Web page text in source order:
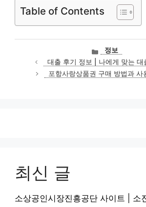
Table of Contents
카
테
고
리
정보
대출 후기 정보 | 나에게 맞는 대
포항사랑상품권 구매 방법과 사
최신 글
소상공인시장진흥공단 사이트 | 소